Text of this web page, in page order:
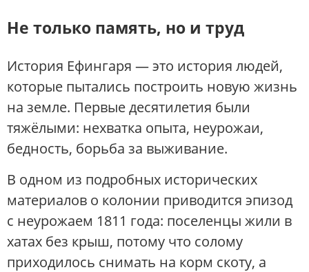
Не только память, но и труд
История Ефингаря — это история людей,
которые пытались построить новую жизнь
на земле. Первые десятилетия были
тяжёлыми: нехватка опыта, неурожаи,
бедность, борьба за выживание.
В одном из подробных исторических
материалов о колонии приводится эпизод
с неурожаем 1811 года: поселенцы жили в
хатах без крыш, потому что солому
приходилось снимать на корм скоту, а